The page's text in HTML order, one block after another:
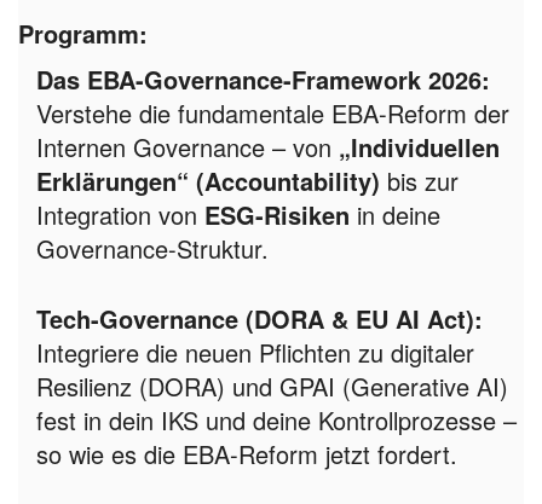
Programm:
Das EBA-Governance-Framework 2026:
Verstehe die fundamentale EBA-Reform der
Internen Governance – von „Individuellen
Erklärungen“ (Accountability) bis zur
Integration von ESG-Risiken in deine
Governance-Struktur.
Tech-Governance (DORA & EU AI Act):
Integriere die neuen Pflichten zu digitaler
Resilienz (DORA) und GPAI (Generative AI)
fest in dein IKS und deine Kontrollprozesse –
so wie es die EBA-Reform jetzt fordert.